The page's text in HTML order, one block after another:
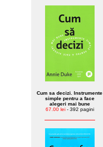
Cum sa decizi. Instrumente
simple pentru a face
alegeri mai bune
67.00 lei- 392 pagini